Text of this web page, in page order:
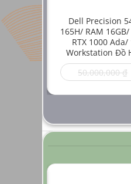
Dell Precision
165H/ RAM
RTX 1000
Workstation Đồ
Năng
50,000,000₫
i7-
–
Cho